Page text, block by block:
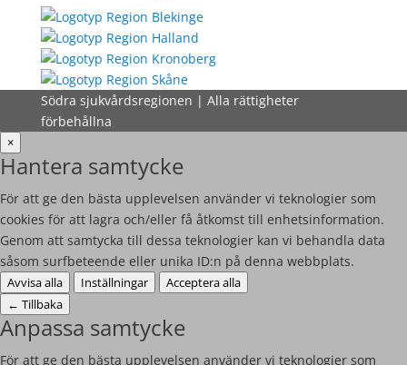
Södra sjukvårdsregionen | Alla rättigheter
förbehållna
×
Hantera samtycke
För att ge den bästa upplevelsen använder vi teknologier som
cookies för att lagra och/eller få åtkomst till enhetsinformation.
Genom att samtycka till dessa teknologier kan vi behandla data
såsom surfbeteende eller unika ID:n på denna webbplats.
Avvisa alla Inställningar
Acceptera alla
← Tillbaka
Anpassa samtycke
För att ge den bästa upplevelsen använder vi teknologier som